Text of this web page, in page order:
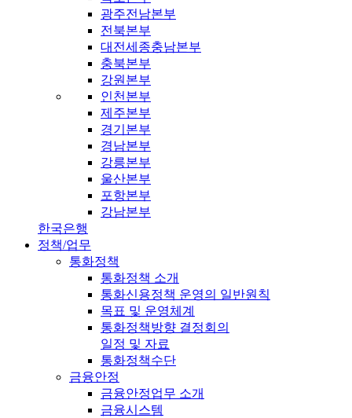
광주전남본부
전북본부
대전세종충남본부
충북본부
강원본부
인천본부
제주본부
경기본부
경남본부
강릉본부
울산본부
포항본부
강남본부
한국은행
정책/업무
통화정책
통화정책 소개
통화신용정책 운영의 일반원칙
목표 및 운영체계
통화정책방향 결정회의
일정 및 자료
통화정책수단
금융안정
금융안정업무 소개
금융시스템